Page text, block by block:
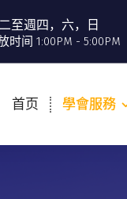
至週四，六，日
时间 1:00PM - 5:00PM
首页 學會服務